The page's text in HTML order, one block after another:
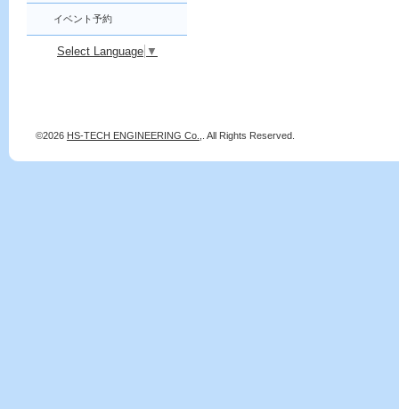
イベント予約
Select Language ▼
©2026 HS-TECH ENGINEERING Co., . All Rights Reserved.